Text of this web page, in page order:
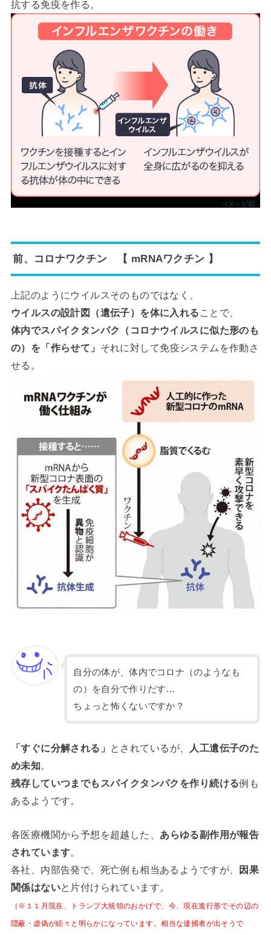
抗する免疫を作る。
前、コロナワクチン 【 mRNAワクチン 】
上記のようにウイルスそのものではなく、
ウイルスの設計図（遺伝子）を体に入れる ことで、
体内でスパイクタンパク（コロナウイルスに似た形のも
の）を「作らせて」 それに対して免疫システムを作動さ
せる。
自分の体が、体内でコロナ（のようなも
の）を自分で作りだす…
ちょっと怖くないですか？
「すぐに分解される」 とされているが、
人工遺伝子のた
め未知。
残存していつまでもスパイクタンパクを作り続ける例も
あるようです。
各医療機関から予想を超越した、 あらゆる副作用が報告
されています。
各社、内部告発で、死亡例も相当あるようですが、
因果
関係はないと片付けられています。
（※１１月現在、トランプ大統領のおかげで、今、現在進行形でその辺の
隠蔽・虚偽が続々と明らかになっています。相当な逮捕者が出そうで